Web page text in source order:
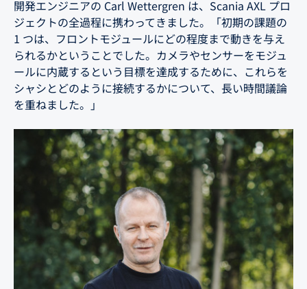
開発エンジニアの Carl Wettergren は、Scania AXL プロ
ジェクトの全過程に携わってきました。「初期の課題の
1 つは、フロントモジュールにどの程度まで動きを与え
られるかということでした。カメラやセンサーをモジュ
ールに内蔵するという目標を達成するために、これらを
シャシとどのように接続するかについて、長い時間議論
を重ねました。」